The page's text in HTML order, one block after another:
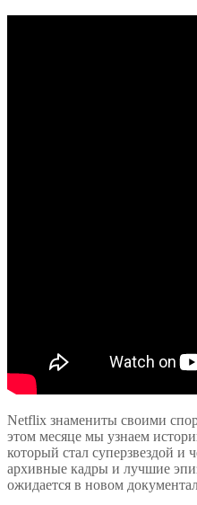
Netflix знамениты своими
этом месяце мы узнаем
который стал суперзвездой
архивные кадры и лучшие
ожидается в новом